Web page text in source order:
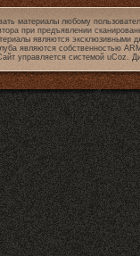
материалы любому
при предъявлении
являются эксклюзивными
являются собственностью
управляется системой uCoz.